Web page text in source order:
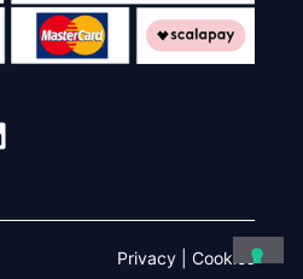
Privacy Cookies